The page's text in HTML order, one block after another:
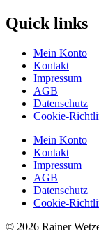
Quick links
Mein Konto
Kontakt
Impressum
AGB
Datenschutz
Cookie-
Mein Konto
Kontakt
Impressum
AGB
Datenschutz
Cookie-
© 2026 Rainer